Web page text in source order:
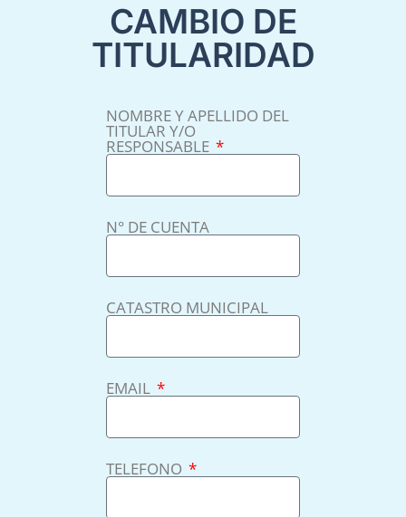
CAMBIO DE
TITULARIDAD
NOMBRE Y APELLIDO DEL
TITULAR Y/O
RESPONSABLE
N° DE CUENTA
CATASTRO MUNICIPAL
EMAIL
TELEFONO